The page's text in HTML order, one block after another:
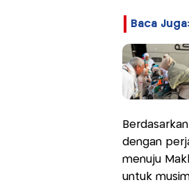
Baca Juga:
dengan
menuju
untuk